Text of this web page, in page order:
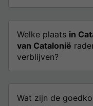
Welke plaats in
van Catalonië
verblijven?
Wat zijn de